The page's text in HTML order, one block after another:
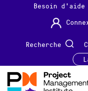
Besoin
Recherche